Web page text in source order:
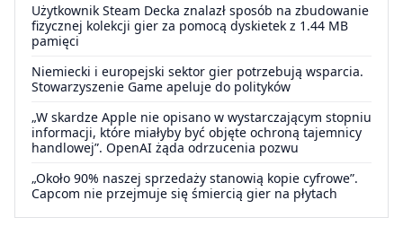
Użytkownik Steam Decka znalazł sposób na zbudowanie
fizycznej kolekcji gier za pomocą dyskietek z 1.44 MB
pamięci
Niemiecki i europejski sektor gier potrzebują wsparcia.
Stowarzyszenie Game apeluje do polityków
„W skardze Apple nie opisano w wystarczającym stopniu
informacji, które miałyby być objęte ochroną tajemnicy
handlowej”. OpenAI żąda odrzucenia pozwu
„Około 90% naszej sprzedaży stanowią kopie cyfrowe”.
Capcom nie przejmuje się śmiercią gier na płytach